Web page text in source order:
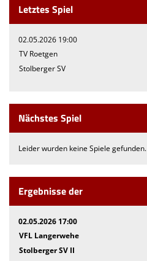
Letztes Spiel
02.05.2026 19:00
TV Roetgen
Stolberger SV
Nächstes Spiel
Leider wurden keine Spiele gefunden.
Ergebnisse der
02.05.2026 17:00
VFL Langerwehe
Stolberger SV II